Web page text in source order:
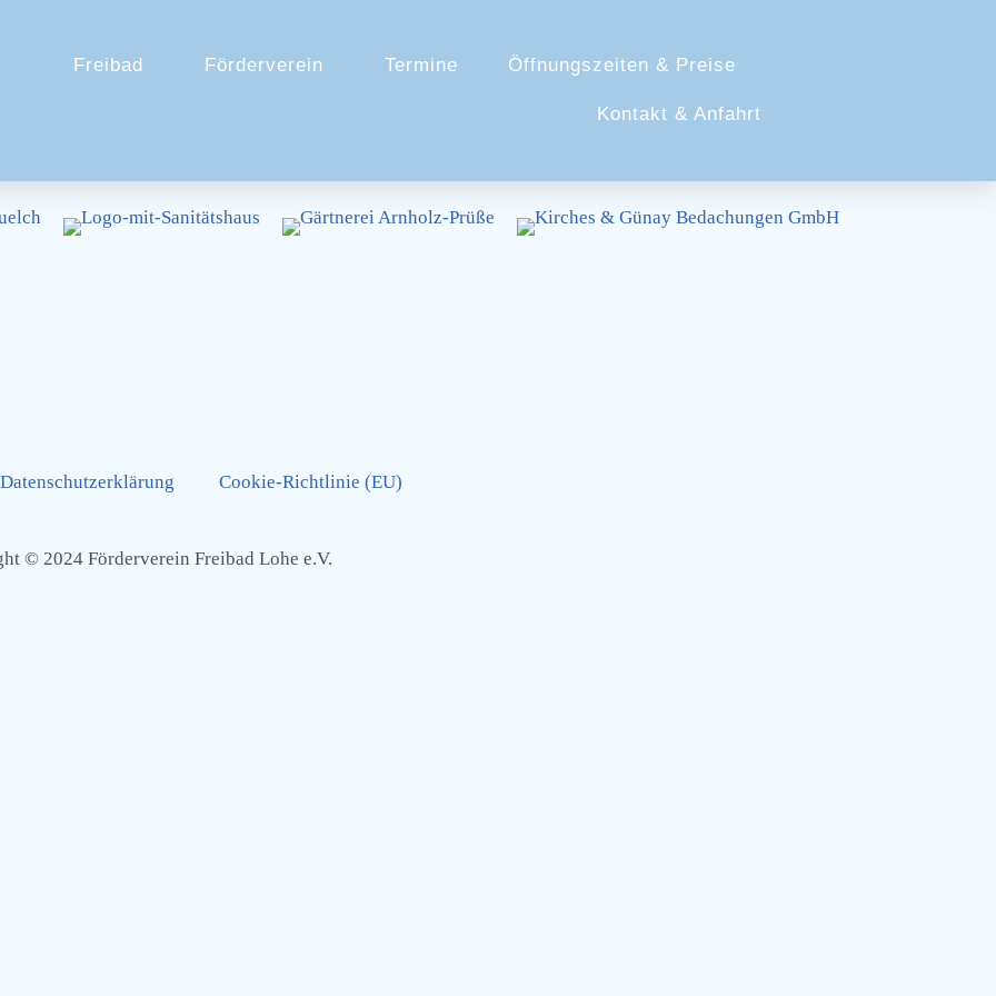
Freibad Förderverein Termine Öffnungszeiten & Preise
Kontakt & Anfahrt
Datenschutzerklärung Cookie-Richtlinie (EU)
© 2024 Förderverein Freibad Lohe e.V.